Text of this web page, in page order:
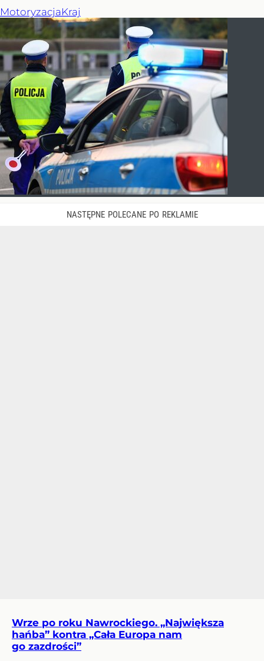
MotoryzacjaKraj
Wrze po roku Nawrockiego. „Największa
hańba” kontra „Cała Europa nam
go zazdrości”